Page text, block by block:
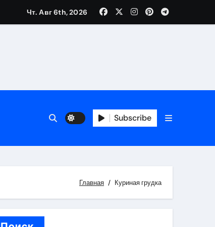
ресниц и депиляции
и обустройства мест отдыха
Чт. Авг 6th, 2026
Subscribe
Главная Куриная грудка